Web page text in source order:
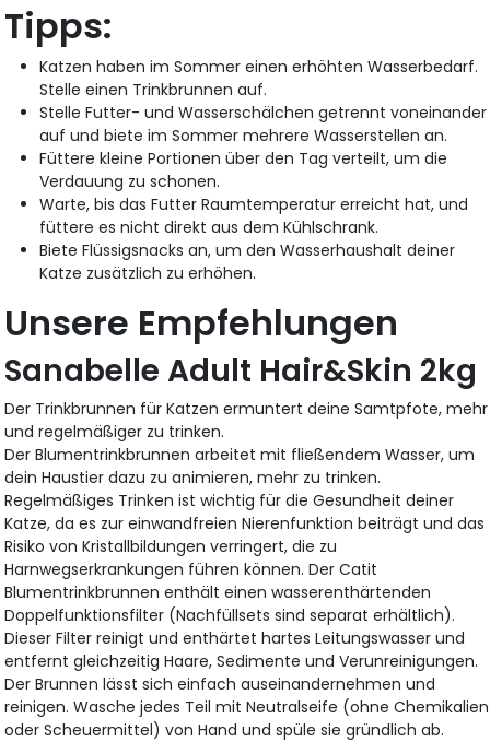
Tipps:
Katzen haben im Sommer einen erhöhten Wasserbedarf.
Stelle einen Trinkbrunnen auf.
Stelle Futter- und Wasserschälchen getrennt voneinander
auf und biete im Sommer mehrere Wasserstellen an.
Füttere kleine Portionen über den Tag verteilt, um die
Verdauung zu schonen.
Warte, bis das Futter Raumtemperatur erreicht hat, und
füttere es nicht direkt aus dem Kühlschrank.
Biete Flüssigsnacks an, um den Wasserhaushalt deiner
Katze zusätzlich zu erhöhen.
Unsere Empfehlungen
Sanabelle Adult Hair&Skin 2kg
Der Trinkbrunnen für Katzen ermuntert deine Samtpfote, mehr
und regelmäßiger zu trinken.
Der Blumentrinkbrunnen arbeitet mit fließendem Wasser, um
dein Haustier dazu zu animieren, mehr zu trinken.
Regelmäßiges Trinken ist wichtig für die Gesundheit deiner
Katze, da es zur einwandfreien Nierenfunktion beiträgt und das
Risiko von Kristallbildungen verringert, die zu
Harnwegserkrankungen führen können. Der Catit
Blumentrinkbrunnen enthält einen wasserenthärtenden
Doppelfunktionsfilter (Nachfüllsets sind separat erhältlich).
Dieser Filter reinigt und enthärtet hartes Leitungswasser und
entfernt gleichzeitig Haare, Sedimente und Verunreinigungen.
Der Brunnen lässt sich einfach auseinandernehmen und
reinigen. Wasche jedes Teil mit Neutralseife (ohne Chemikalien
oder Scheuermittel) von Hand und spüle sie gründlich ab.